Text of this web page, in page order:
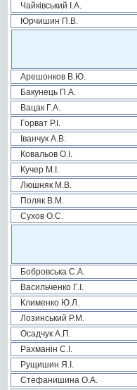
Чайківський І.А.
Юрчишин П.В.
Арешонков В.Ю.
Бакунець П.А.
Вацак Г.А.
Горват Р.І.
Іванчук А.В.
Ковальов О.І.
Кучер М.І.
Люшняк М.В.
Поляк В.М.
Сухов О.С.
Бобровська С.А.
Васильченко Г.І.
Клименко Ю.Л.
Лозинський Р.М.
Осадчук А.П.
Рахманін С.І.
Рущишин Я.І.
Стефанишина О.А.